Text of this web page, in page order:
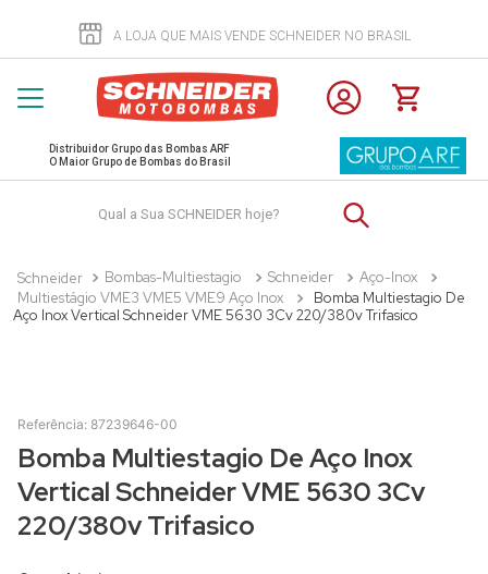
A LOJA QUE MAIS VENDE SCHNEIDER NO BRASIL
Distribuidor Grupo das Bombas ARF
O Maior Grupo de Bombas do Brasil
Qual a Sua SCHNEIDER hoje?
Bombas-Multiestagio Schneider
Aço-Inox
Multiestágio VME3 VME5 VME9 Aço Inox
Bomba Multiestagio De
Aço Inox Vertical Schneider VME 5630 3Cv 220/380v Trifasico
Referência: 87239646-00
Bomba Multiestagio De Aço Inox
Vertical Schneider VME 5630 3Cv
220/380v Trifasico